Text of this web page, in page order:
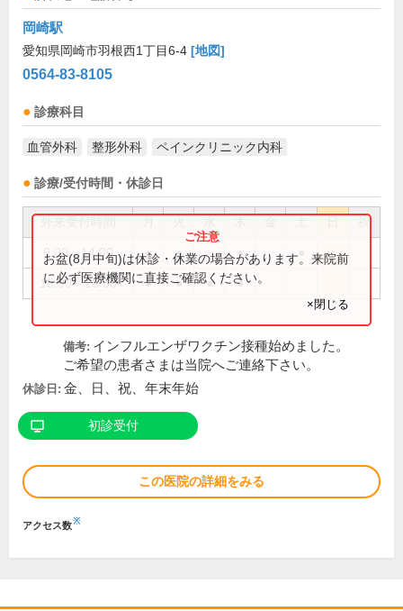
岡崎駅
愛知県岡崎市羽根西1丁目6-4 [地図]
0564-83-8105
診療科目
血管外科 整形外科 ペインクリニック内科
診療/受付時間・休診日
祝
9:00～14:00 ● ● ●
15:00～18:30 ● ● ● ●
お盆(8月中旬)は休診・休業の場合があります。来院前
に必ず医療機関に直接ご確認ください。
×閉じる
備考: インフルエンザワクチン接種始めました。
ご希望の患者さまは当院へご連絡下さい。
休診日: 金、日、祝、年末年始
初診受付
この医院の詳細をみる
アクセス数※